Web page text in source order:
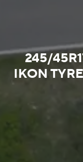
245/
IKON